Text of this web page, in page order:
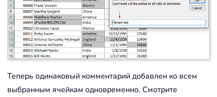
Теперь одинаковый комментарий добавлен ко всем
выбранным ячейкам одновременно. Смотрите